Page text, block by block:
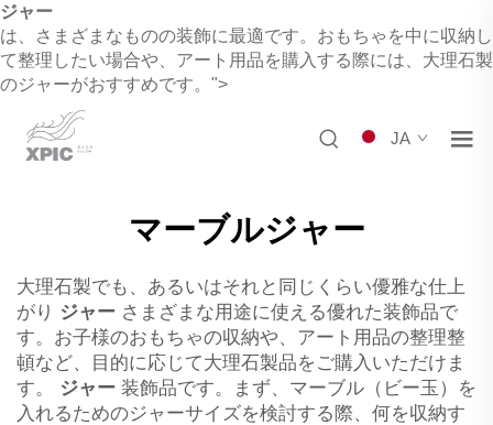
ジャー
は、さまざまなものの装飾に最適です。おもちゃを中に収納し
て整理したい場合や、アート用品を購入する際には、大理石製
のジャーがおすすめです。">
JA
マーブルジャー
大理石製でも、あるいはそれと同じくらい優雅な仕上
がり ジャー さまざまな用途に使える優れた装飾品で
す。お子様のおもちゃの収納や、アート用品の整理整
頓など、目的に応じて大理石製品をご購入いただけま
す。
ジャー 装飾品です。まず、マーブル（ビー玉）を
入れるためのジャーサイズを検討する際、何を収納す